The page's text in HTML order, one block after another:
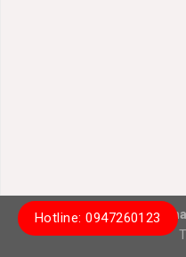
Copyright 2026 ©Hung
Hotline: 0947260123